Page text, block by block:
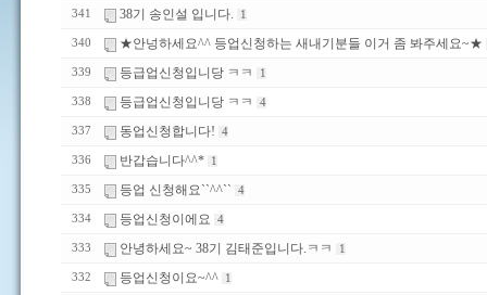
341 38기 송인설 입니다. 1
340 ★안넝하세요^^ 등업신청하는 새내기분들 이거 좀 봐주세요~★
339 등급업신청입니당 ㅋㅋ 1
338 등급업신청입니당 ㅋㅋ 4
337 동업신청합니다! 4
336 반갑습니다^^* 1
335 등업 신청해요``^^`` 4
334 등업신청이에요 4
333 안녕하세요~ 38기 김태준입니다.ㅋㅋ 1
332 등업신청이요~^^ 1